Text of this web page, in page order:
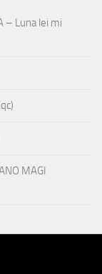
– Luna lei mi
MAGI